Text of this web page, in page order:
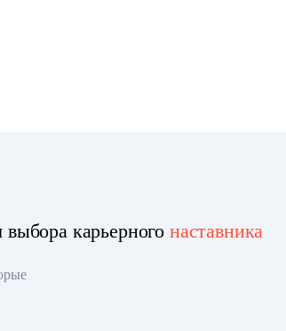
карьерного наставника